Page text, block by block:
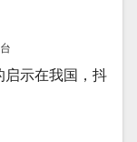
启示在我国，抖